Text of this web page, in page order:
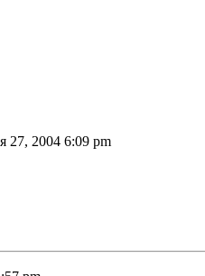
27, 2004 6:09 pm